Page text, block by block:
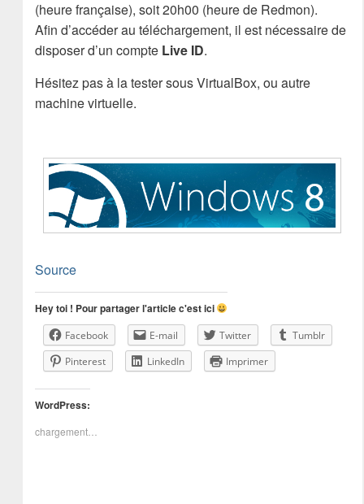
(heure française), soit 20h00 (heure de Redmon).
Afin d’accéder au téléchargement, il est nécessaire de
disposer d’un compteLive ID.
Hésitez pas à la tester sous VirtualBox, ou autre
machine virtuelle.
Source
Hey toi ! Pour partager l'article c'est ici
Facebook E-mail Twitter
Tumblr
Pinterest
LinkedIn Imprimer
WordPress:
chargement…